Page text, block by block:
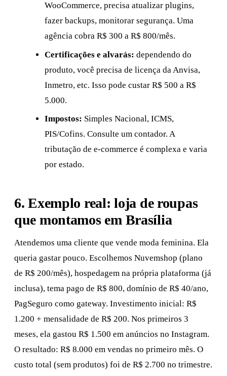
WooCommerce, precisa atualizar plugins,
fazer backups, monitorar segurança. Uma
agência cobra R$ 300 a R$ 800/mês.
Certificações e alvarás: dependendo do
produto, você precisa de licença da Anvisa,
Inmetro, etc. Isso pode custar R$ 500 a R$
5.000.
Impostos: Simples Nacional, ICMS,
PIS/Cofins. Consulte um contador. A
tributação de e-commerce é complexa e varia
por estado.
6. Exemplo real: loja de roupas
que montamos em Brasília
Atendemos uma cliente que vende moda feminina. Ela
queria gastar pouco. Escolhemos Nuvemshop (plano
de R$ 200/mês), hospedagem na própria plataforma (já
inclusa), tema pago de R$ 800, domínio de R$ 40/ano,
PagSeguro como gateway. Investimento inicial: R$
1.200 + mensalidade de R$ 200. Nos primeiros 3
meses, ela gastou R$ 1.500 em anúncios no Instagram.
O resultado: R$ 8.000 em vendas no primeiro mês. O
custo total (sem produtos) foi de R$ 2.700 no trimestre.